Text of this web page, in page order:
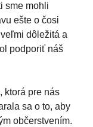
sme mohli
ešte o čosi
dôležitá a
podporiť náš
ktorá pre nás
sa o to, aby
občerstvením.